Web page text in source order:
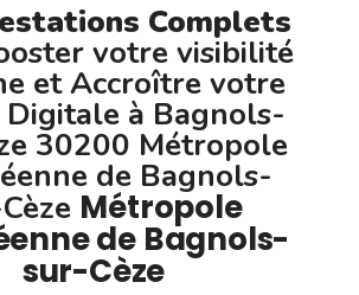
Complets
votre visibilité
et Accroître votre
à Bagnols-
30200 Métropole
de Bagnols-
Métropole
de Bagnols-
sur-Cèze